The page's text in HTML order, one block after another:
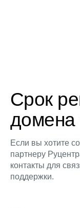
Срок
домена
Если вы хотите
партнеру
контакты для
поддержки.